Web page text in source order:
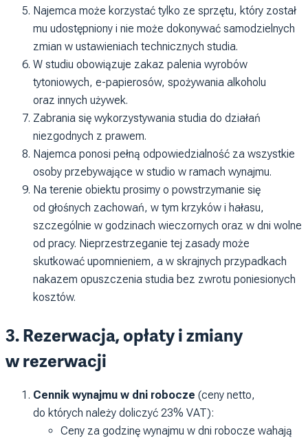
Najemca może korzystać tylko ze sprzętu, który został
mu udostępniony i nie może dokonywać samodzielnych
zmian w ustawieniach technicznych studia.
W studiu obowiązuje zakaz palenia wyrobów
tytoniowych, e-papierosów, spożywania alkoholu
oraz innych używek.
Zabrania się wykorzystywania studia do działań
niezgodnych z prawem.
Najemca ponosi pełną odpowiedzialność za wszystkie
osoby przebywające w studio w ramach wynajmu.
Na terenie obiektu prosimy o powstrzymanie się
od głośnych zachowań, w tym krzyków i hałasu,
szczególnie w godzinach wieczornych oraz w dni wolne
od pracy. Nieprzestrzeganie tej zasady może
skutkować upomnieniem, a w skrajnych przypadkach
nakazem opuszczenia studia bez zwrotu poniesionych
kosztów.
3. Rezerwacja, opłaty i zmiany
w rezerwacji
Cennik wynajmu w dni robocze (ceny netto,
do których należy doliczyć 23% VAT):
Ceny za godzinę wynajmu w dni robocze wahają